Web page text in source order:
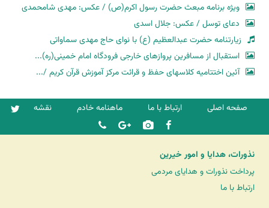
ویژه برنامه مبعث حضرت رسول اکرم(ص) / عکس: مهدی شامحمدی
دعای توسل / عکس: جلال اسدی
زیارتنامه حضرت عبدالعظیم (ع) با نوای حاج مهدی سماواتی
استقبال از مسافرین پروازهای خارجی فرودگاه امام خمینی(ره)...
آئین اختتامیه کلاسهای حفظ و قرائت مرکز آموزش قرآن کریم /...
صفحه اصلی ارتباط با ما ماهنامه خادم نقشه
نذورات، هدایا و امور خیرین
پرداخت نذورات و هدایای مردمی
ارتباط با ما